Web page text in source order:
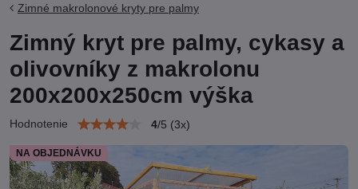
NA OBJEDNÁVKU
Zimné makrolonové kryty pre palmy
Zimný kryt pre palmy, cykasy a
olivovníky z makrolonu
200x200x250cm výška
Hodnotenie 4/5 (3x)